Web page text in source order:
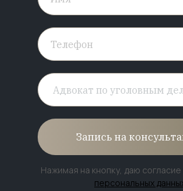
Запись на
Нажимая на кнопку, даю
персональных